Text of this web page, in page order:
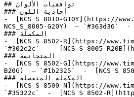
## توافقيات الألوان
### أحادية اللون
-  [NCS S 8010-G10Y](https://
NCS_S_8005-G20Y)  — `#363d36`
### المكملة
-  [NCS S 8502-R](https://
`#302e2c`  -  [NCS S 8005-
### المتجانسة
-  [NCS S 8502-G](https://
B20G)  — `#1b2325`  -  [NCS S
### المكملة المنفصلة
-  [NCS S 8500-N](https://
`#35322c`  -  [NCS S 8502-